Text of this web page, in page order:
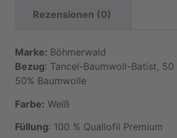
Rezensionen (0)
Marke: Böhmerwald
Bezug: Tancel-Baumwoll-Batist,
50% Baumwolle
Farbe: Weiß
Füllung: 100 % Quallofil Premium